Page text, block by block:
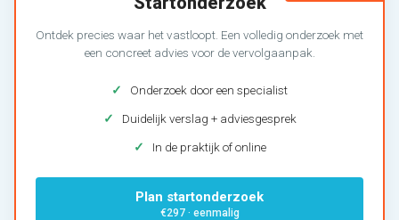
Ontdek precies waar het vastloopt. Een volledig onderzoek met
een concreet advies voor de vervolgaanpak.
✓
Onderzoek door een specialist
✓
Duidelijk verslag + adviesgesprek
✓
In de praktijk of online
Plan startonderzoek
€297 · eenmalig